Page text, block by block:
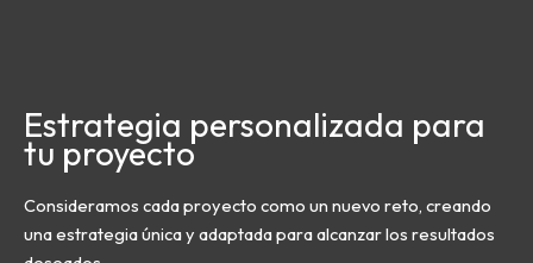
Estrategia personalizada para
tu proyecto
Consideramos cada proyecto como un nuevo reto, creando
una estrategia única y adaptada para alcanzar los resultados